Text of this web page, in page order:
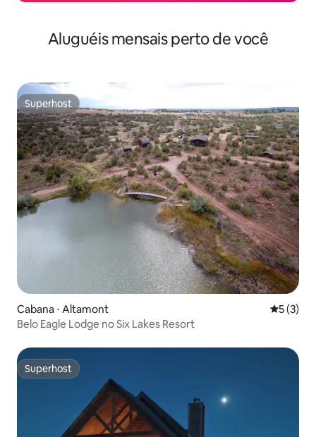
Aluguéis mensais perto de você
Superhost
Superhost
Cabana ⋅ Altamont 5 de
5 (3)
Belo Eagle Lodge no Six Lakes Resort
Superhost
Superhost